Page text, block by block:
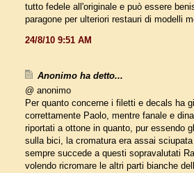
tutto fedele all'originale e può essere
paragone per ulteriori restauri di modelli
24/8/10 9:51 AM
Anonimo ha detto...
@ anonimo
Per quanto concerne i filetti e decals ha
correttamente Paolo, mentre fanale e
riportati a ottone in quanto, pur essendo
sulla bici, la cromatura era assai
sempre succede a questi sopravalutati
volendo ricromare le altri parti bianche